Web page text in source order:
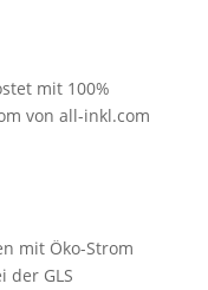
mit Öko-Strom
der GLS